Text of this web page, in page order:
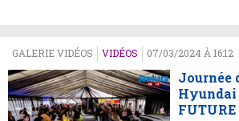
GALERIE VIDÉOS VIDÉOS 07/03/2024 À 16:12
Journée
Hyundai